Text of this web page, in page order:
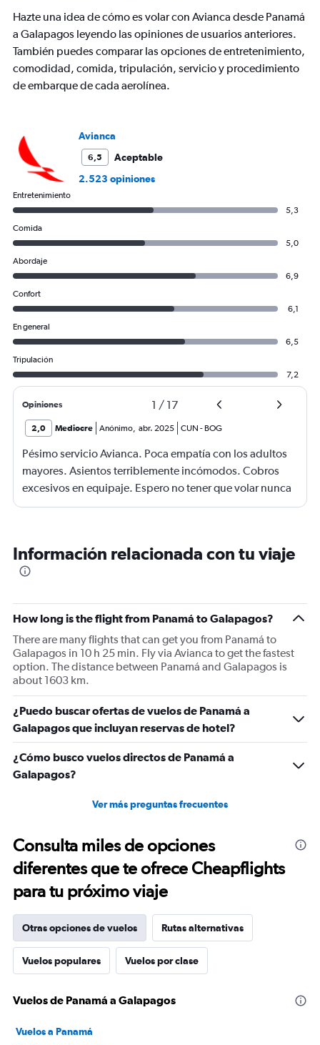
Hazte una idea de cómo es volar con Avianca desde Panamá
a Galapagos leyendo las opiniones de usuarios anteriores.
También puedes comparar las opciones de entretenimiento,
comodidad, comida, tripulación, servicio y procedimiento
de embarque de cada aerolínea.
Avianca
6,5
Aceptable
2.523 opiniones
Entretenimiento
5,3
Comida
5,0
Abordaje
6,9
Confort
6,1
En general
6,5
Tripulación
7,2
Opiniones 1 / 17
2,0 Mediocre Anónimo, abr. 2025 CUN - BOG
Pésimo servicio Avianca. Poca empatía con los adultos
mayores. Asientos terriblemente incómodos. Cobros
excesivos en equipaje. Espero no tener que volar nunca
más con esta aerolínea.
Información relacionada con tu viaje
How long is the flight from Panamá to Galapagos?
There are many flights that can get you from Panamá to
Galapagos in 10 h 25 min. Fly via Avianca to get the fastest
option. The distance between Panamá and Galapagos is
about 1603 km.
¿Puedo buscar ofertas de vuelos de Panamá a
Galapagos que incluyan reservas de hotel?
¿Cómo busco vuelos directos de Panamá a
Galapagos?
Ver más preguntas frecuentes
Consulta miles de opciones
diferentes que te ofrece Cheapflights
para tu próximo viaje
Otras opciones de vuelos Rutas alternativas
Vuelos populares Vuelos por clase
Vuelos de Panamá a Galapagos
Vuelos a Panamá